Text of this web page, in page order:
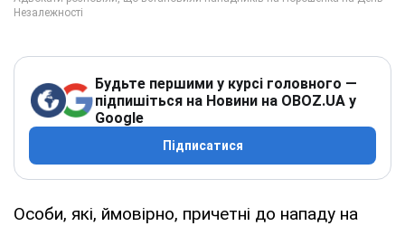
Будьте першими у курсі головного —
підпишіться на Новини на OBOZ.UA у
Google
Підписатися
Особи, які, ймовірно, причетні до нападу на